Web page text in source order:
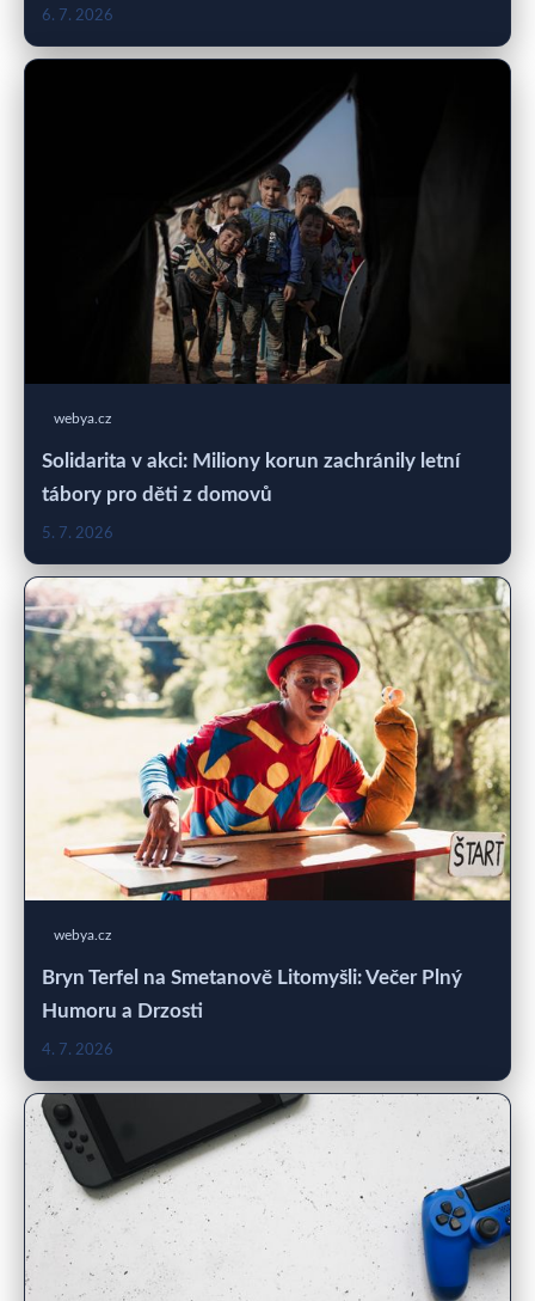
6. 7. 2026
webya.cz
Solidarita v akci: Miliony korun zachránily letní
tábory pro děti z domovů
5. 7. 2026
webya.cz
Bryn Terfel na Smetanově Litomyšli: Večer Plný
Humoru a Drzosti
4. 7. 2026